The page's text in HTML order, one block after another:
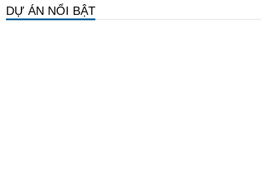
DỰ ÁN NỔI BẬT